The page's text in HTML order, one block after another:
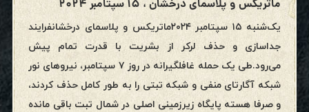
ماتریکس و پلاسمای درخشان ، ۱۵ سپتامبر ۲۰۲۴
یک‌شنبه ۱۵ سپتامبر ۲۰۲۴ماتریکس و پلاسمای درخشانفرایند
جداسازی و حذف لرکر از بشریت با قدرت تمام پیش
می‌رود.طی یک حمله غافلگیرانه در روز ۷ سپتامبر، نیروهای نور
شبکه آگارتای منفی و شبکه تبتی را به طور کامل حذف کردند،
و صرفا هسته پایگاه زیرزمینی اصلی در شمال تبت باقی مانده